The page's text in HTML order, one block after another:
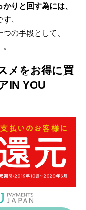
りと回す為には、
。
の手段として、
メをお得に買
IN YOU